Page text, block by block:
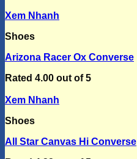
Xem Nhanh
Shoes
Arizona Racer Ox Converse
Rated 4.00 out of 5
Xem Nhanh
Shoes
All Star Canvas Hi Converse